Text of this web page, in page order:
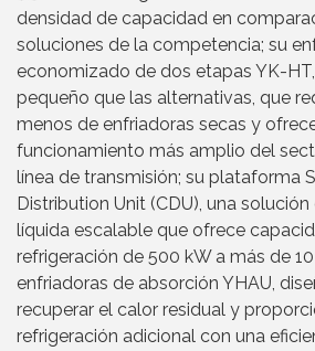
densidad de capacidad en
soluciones de la competencia; su
economizado de dos etapas YK-
pequeño que las alternativas, que
menos de enfriadoras secas y
funcionamiento más amplio del
línea de transmisión; su plataforma
Distribution Unit (CDU), una
líquida escalable que ofrece
refrigeración de 500 kW a más de
enfriadoras de absorción YHAU,
recuperar el calor residual y
refrigeración adicional con una